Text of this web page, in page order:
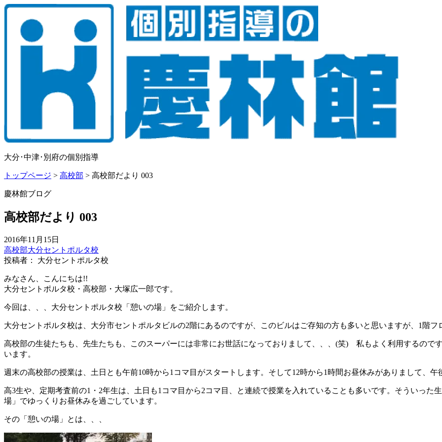
大分･中津･別府の個別指導
トップページ > 高校部 > 高校部だより 003
慶林館ブログ
高校部だより 003
2016年11月15日
高校部大分セントポルタ校
投稿者： 大分セントポルタ校
みなさん、こんにちは!!
大分セントポルタ校・高校部・大塚広一郎です。
今回は、、、大分セントポルタ校「憩いの場」をご紹介します。
大分セントポルタ校は、大分市セントポルタビルの2階にあるのですが、このビルはご存知の方も多いと思いますが、1階
高校部の生徒たちも、先生たちも、このスーパーには非常にお世話になっておりまして、、、(笑) 私もよく利用するので
います。
週末の高校部の授業は、土日とも午前10時から1コマ目がスタートします。そして12時から1時間お昼休みがありまして、
高3生や、定期考査前の1・2年生は、土日も1コマ目から2コマ目、と連続で授業を入れていることも多いです。そういった
場」でゆっくりお昼休みを過ごしています。
その「憩いの場」とは、、、